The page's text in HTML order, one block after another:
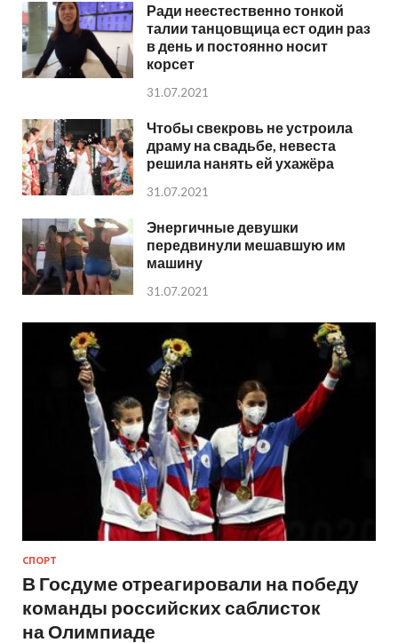
Ради неестественно тонкой
талии танцовщица ест один раз
в день и постоянно носит
корсет
31.07.2021
Чтобы свекровь не устроила
драму на свадьбе, невеста
решила нанять ей ухажёра
31.07.2021
Энергичные девушки
передвинули мешавшую им
машину
31.07.2021
СПОРТ
В Госдуме отреагировали на победу
команды российских саблисток
на Олимпиаде